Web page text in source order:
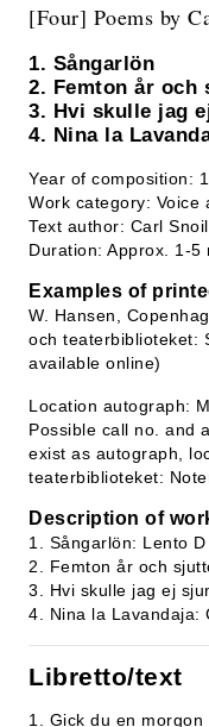
[Four] Poems by
1. Sångarlön
2. Femton år och
3. Hvi skulle jag
4. Nina la
Year of composition:
Work category: Voice
Text author: Carl
Duration: Approx. 1-5
Examples of
W. Hansen,
och teaterbiblioteket:
available online)
Location autograph:
Possible call no. and
exist as autograph,
teaterbiblioteket:
Description of
1. Sångarlön: Lento
2. Femton år och
3. Hvi skulle jag ej
4. Nina la Lavandaja:
Libretto/text
1. Gick du en morgon